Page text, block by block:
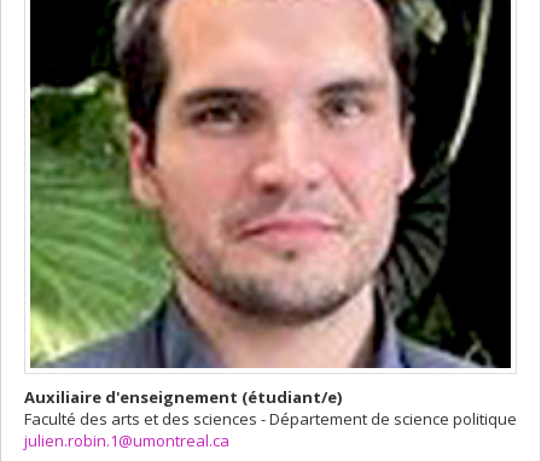
Auxiliaire d'enseignement (étudiant/e)
Faculté des arts et des sciences - Département de science politique
julien.robin.1@umontreal.ca